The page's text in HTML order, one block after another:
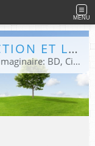
MENU
SITE SUR LA SCIENCE-FICTION ET LE FANTASTIQUE
Site sur toute la culture des genres de l'imaginaire: BD, Cinéma, Livre, Jeux, Théâtre. Présent dans les principaux festivals de film fantastique e de science-fiction, salons et conventions.